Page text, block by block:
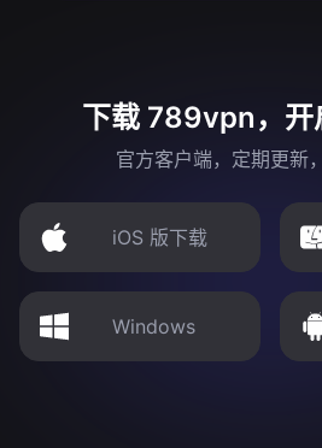
下载 789vpn，开
官方客户端，定期更新
iOS 版下载
Windows